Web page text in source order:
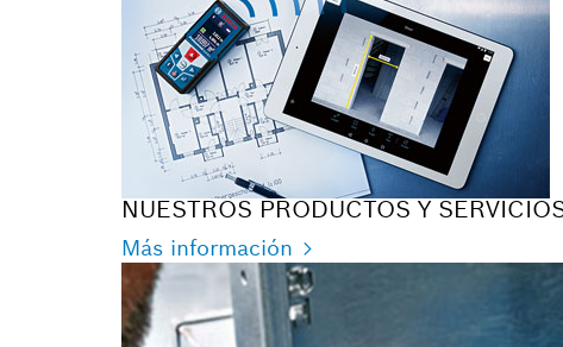
NUESTROS PRODUCTOS Y
Más información